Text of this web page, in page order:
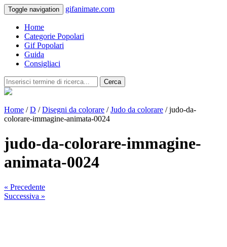
Toggle navigation gifanimate.com
Home
Categorie Popolari
Gif Popolari
Guida
Consigliaci
Cerca
Home /D /Disegni da colorare /Judo da colorare / judo-da-
colorare-immagine-animata-0024
judo-da-colorare-immagine-
animata-0024
« Precedente
Successiva »